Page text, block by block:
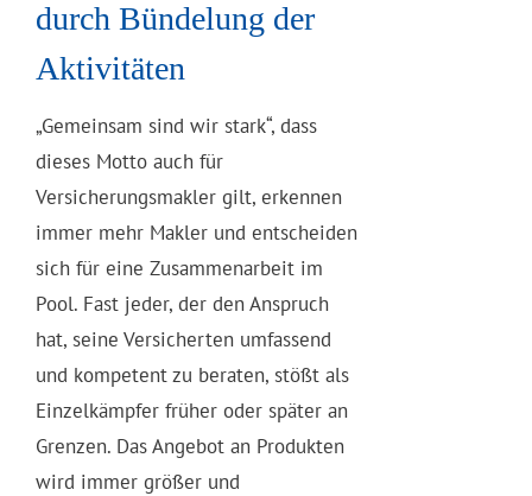
durch Bündelung der
Aktivitäten
„Gemeinsam sind wir stark“, dass
dieses Motto auch für
Versicherungsmakler gilt, erkennen
immer mehr Makler und entscheiden
sich für eine Zusammenarbeit im
Pool. Fast jeder, der den Anspruch
hat, seine Versicherten umfassend
und kompetent zu beraten, stößt als
Einzelkämpfer früher oder später an
Grenzen. Das Angebot an Produkten
wird immer größer und